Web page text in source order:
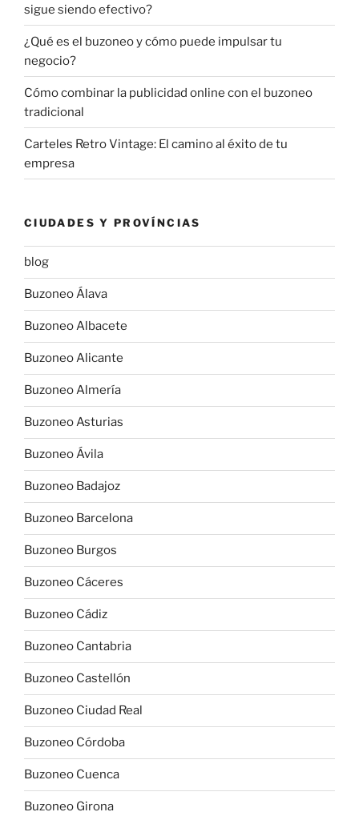
sigue siendo efectivo?
¿Qué es el buzoneo y cómo puede impulsar tu
negocio?
Cómo combinar la publicidad online con el buzoneo
tradicional
Carteles Retro Vintage: El camino al éxito de tu
empresa
CIUDADES Y PROVÍNCIAS
blog
Buzoneo Álava
Buzoneo Albacete
Buzoneo Alicante
Buzoneo Almería
Buzoneo Asturias
Buzoneo Ávila
Buzoneo Badajoz
Buzoneo Barcelona
Buzoneo Burgos
Buzoneo Cáceres
Buzoneo Cádiz
Buzoneo Cantabria
Buzoneo Castellón
Buzoneo Ciudad Real
Buzoneo Córdoba
Buzoneo Cuenca
Buzoneo Girona